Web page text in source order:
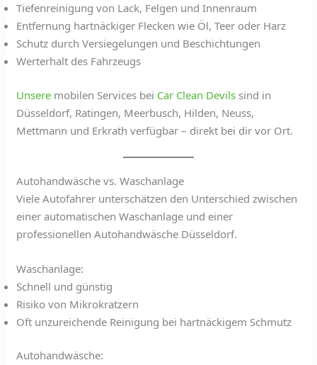
Tiefenreinigung von Lack, Felgen und Innenraum
Entfernung hartnäckiger Flecken wie Öl, Teer oder Harz
Schutz durch Versiegelungen und Beschichtungen
Werterhalt des Fahrzeugs
Unsere mobilen Services bei Car Clean Devils sind in
Düsseldorf, Ratingen, Meerbusch, Hilden, Neuss,
Mettmann und Erkrath verfügbar – direkt bei dir vor Ort.
Autohandwäsche vs. Waschanlage
Viele Autofahrer unterschätzen den Unterschied zwischen
einer automatischen Waschanlage und einer
professionellen Autohandwäsche Düsseldorf.
Waschanlage:
Schnell und günstig
Risiko von Mikrokratzern
Oft unzureichende Reinigung bei hartnäckigem Schmutz
Autohandwäsche: